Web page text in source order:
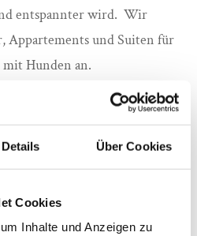
Details Über Cookies
Cookies
Inhalte und Anzeigen zu
entspannter wird. Wir
Appartements und Suiten für
Hunden an.
Begleiter finden während
Hund in Deutschland in
ein gemütliches Plätzchen zum
dass die anderen